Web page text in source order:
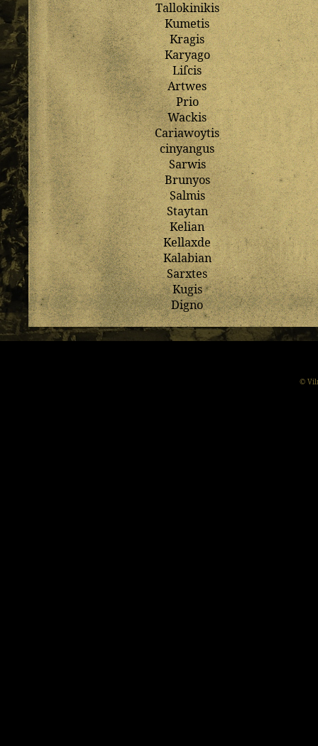
Tallokinikis
Kumetis
Kragis
Karyago
Liſcis
Artwes
Prio
Wackis
Cariawoytis
cinyangus
Sarwis
Brunyos
Salmis
Staytan
Kelian
Kellaxde
Kalabian
Sarxtes
Kugis
Digno
©